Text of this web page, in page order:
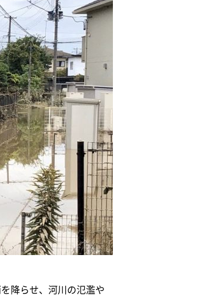
降らせ、河川の氾濫や